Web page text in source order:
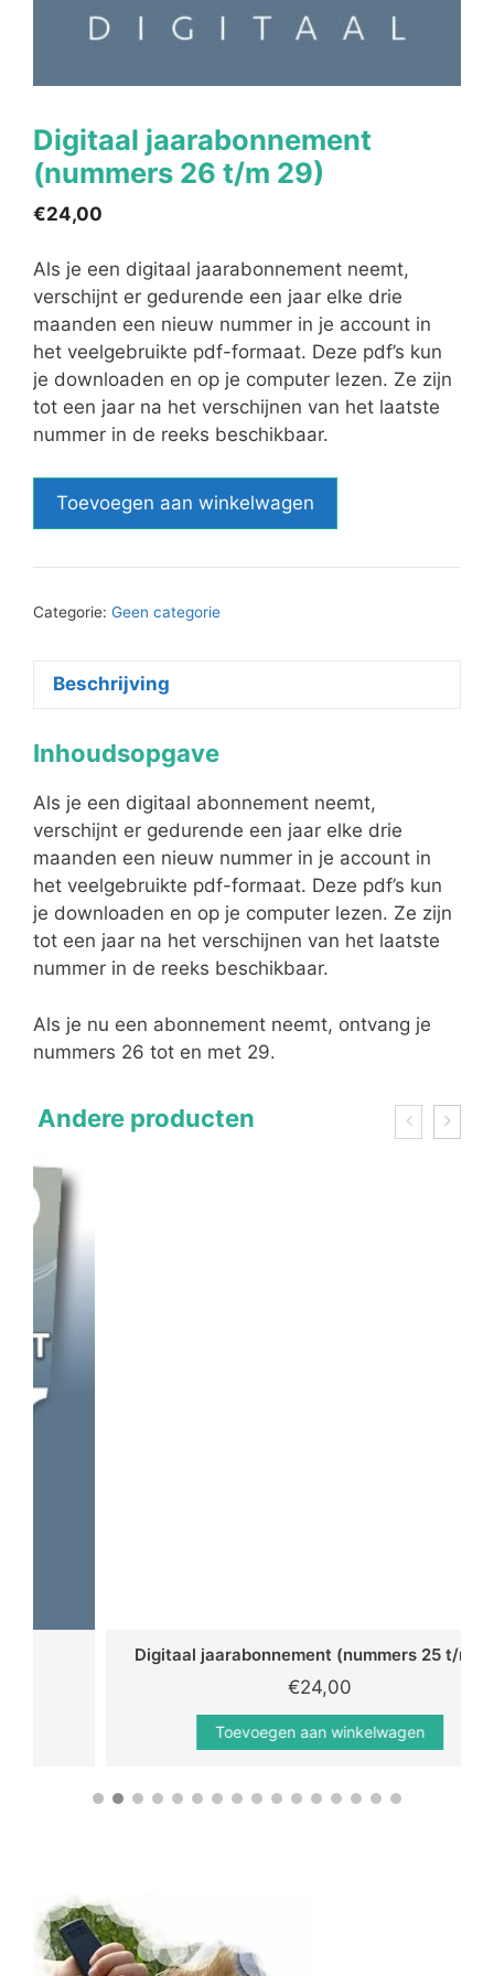
Digitaal jaarabonnement
(nummers 26 t/m 29)
€24,00
Als je een digitaal jaarabonnement neemt,
verschijnt er gedurende een jaar elke drie
maanden een nieuw nummer in je account in
het veelgebruikte pdf-formaat. Deze pdf’s kun
je downloaden en op je computer lezen. Ze zijn
tot een jaar na het verschijnen van het laatste
nummer in de reeks beschikbaar.
jaarabonnement
26
Toevoegen aan winkelwagen
Categorie: Geen categorie
Beschrijving
Inhoudsopgave
Als je een digitaal abonnement neemt,
verschijnt er gedurende een jaar elke drie
maanden een nieuw nummer in je account in
het veelgebruikte pdf-formaat. Deze pdf’s kun
je downloaden en op je computer lezen. Ze zijn
tot een jaar na het verschijnen van het laatste
nummer in de reeks beschikbaar.
Als je nu een abonnement neemt, ontvang je
nummers 26 tot en met 29.
Andere producten
Digitaal jaarabonnement (nummers 25 t/m 28)
Toevoegen aan winkelwagen